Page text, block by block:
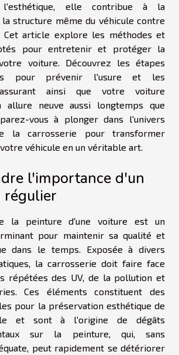
elle contribue à la
structure même du véhicule contre
Cet article explore les méthodes et
pour entretenir et protéger la
voiture. Découvrez les étapes
pour prévenir l'usure et les
assurant ainsi que votre voiture
allure neuve aussi longtemps que
vous à plonger dans l'univers
la carrosserie pour transformer
véhicule en un véritable art.
l'importance d'un
régulier
la peinture d'une voiture est un
pour maintenir sa qualité et
dans le temps. Exposée à divers
la carrosserie doit faire face
répétées des UV, de la pollution et
Ces éléments constituent des
pour la préservation esthétique de
et sont à l'origine de dégâts
sur la peinture, qui, sans
peut rapidement se détériorer